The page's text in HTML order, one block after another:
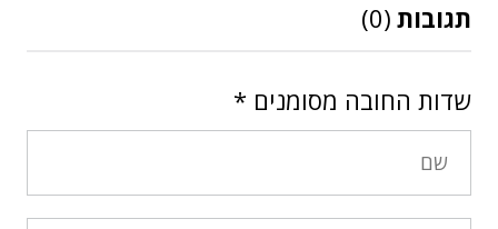
תגובות (0)
שדות החובה מסומנים *